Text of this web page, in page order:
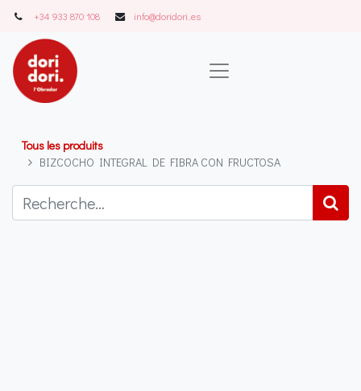
+34 933 870 108 info@doridori..es
Tous les produits
BIZCOCHO INTEGRAL DE FIBRA CON FRUCTOSA